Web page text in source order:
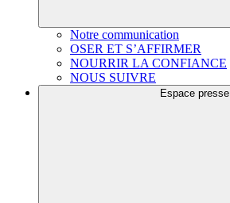
Notre communication
OSER ET S’AFFIRMER
NOURRIR LA CONFIANCE
NOUS SUIVRE
Espace presse